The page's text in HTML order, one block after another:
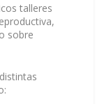
talleres
sobre